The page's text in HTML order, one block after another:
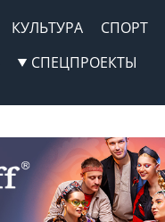
КУЛЬТУРА СПОРТ
СПЕЦПРОЕКТЫ